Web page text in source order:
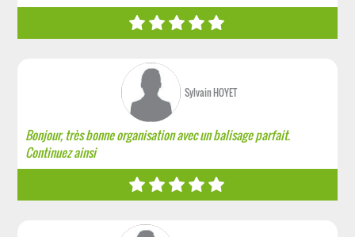
Sylvain HOYET
Bonjour, très bonne organisation avec un balisage parfait.
Continuez ainsi